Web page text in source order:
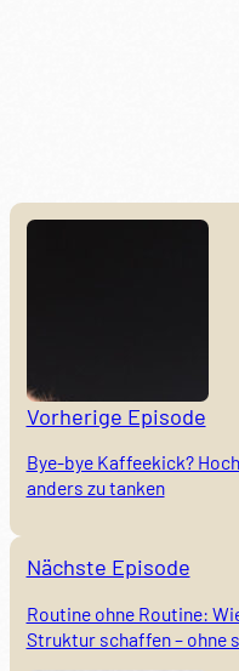
Vorherige Episode
Bye-bye Kaffeekick?
anders zu tanken
Nächste Episode
Routine ohne Routine:
Struktur schaffen – ohne